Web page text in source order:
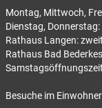
Montag, Mittwoch,
Dienstag,
Rathaus Langen:
Rathaus Bad
Besuche im